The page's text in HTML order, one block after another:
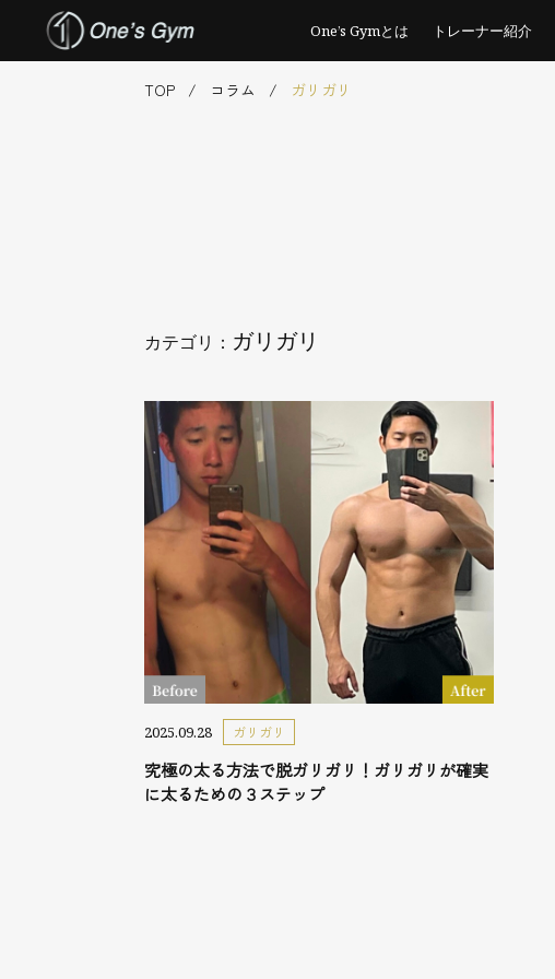
One’s Gymとは トレーナー紹介
TOP / コラム / ガリガリ
カテゴリ： ガリガリ
2025.09.28 ガリガリ
究極の太る方法で脱ガリガリ！ガリガリが確実
に太るための３ステップ